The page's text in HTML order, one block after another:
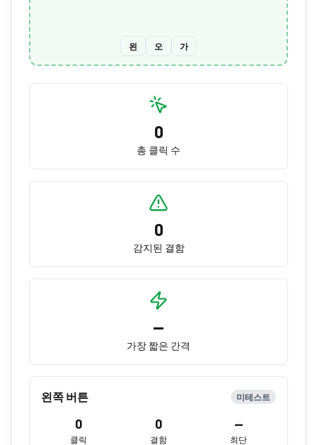
왼 오 가
0
총 클릭 수
0
감지된 결함
—
가장 짧은 간격
왼쪽 버튼 미테스트
0
클릭
0
결함
—
최단